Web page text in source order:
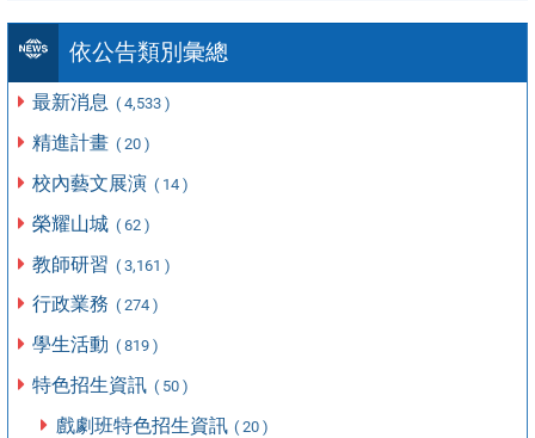
依公告類別彙總
最新消息 ( 4,533 )
精進計畫 ( 20 )
校內藝文展演 ( 14 )
榮耀山城 ( 62 )
教師研習 ( 3,161 )
行政業務 ( 274 )
學生活動 ( 819 )
特色招生資訊 ( 50 )
戲劇班特色招生資訊 ( 20 )